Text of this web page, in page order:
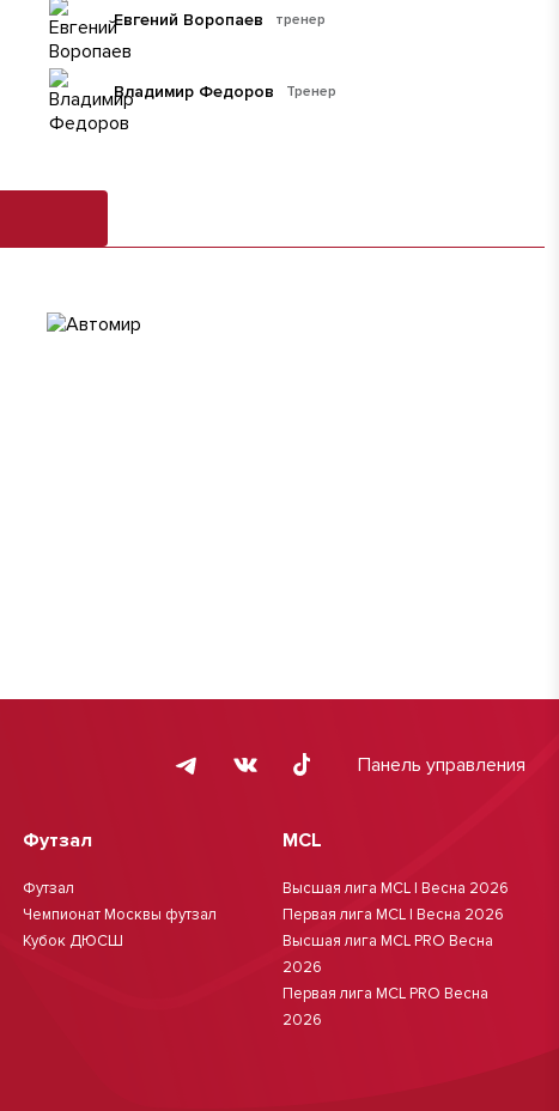
тренер
Евгений Воропаев
Тренер
Владимир Федоров
Панель управления
Футзал
Футзал
Чемпионат Москвы футзал
Кубок ДЮСШ
MCL
Высшая лига MCL | Весна 2026
Первая лига MCL | Весна 2026
Высшая лига MCL PRO Весна
2026
Первая лига MCL PRO Весна
2026